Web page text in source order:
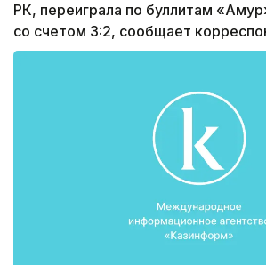
РК, переиграла по буллитам
со счетом 3:2, сообщает